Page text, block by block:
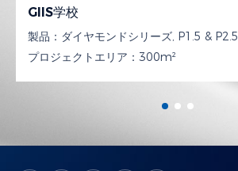
GIIS学校
製品： ダイヤモンドシリーズ, P1.5 & P2.5
プロジェクトエリア： 300m²